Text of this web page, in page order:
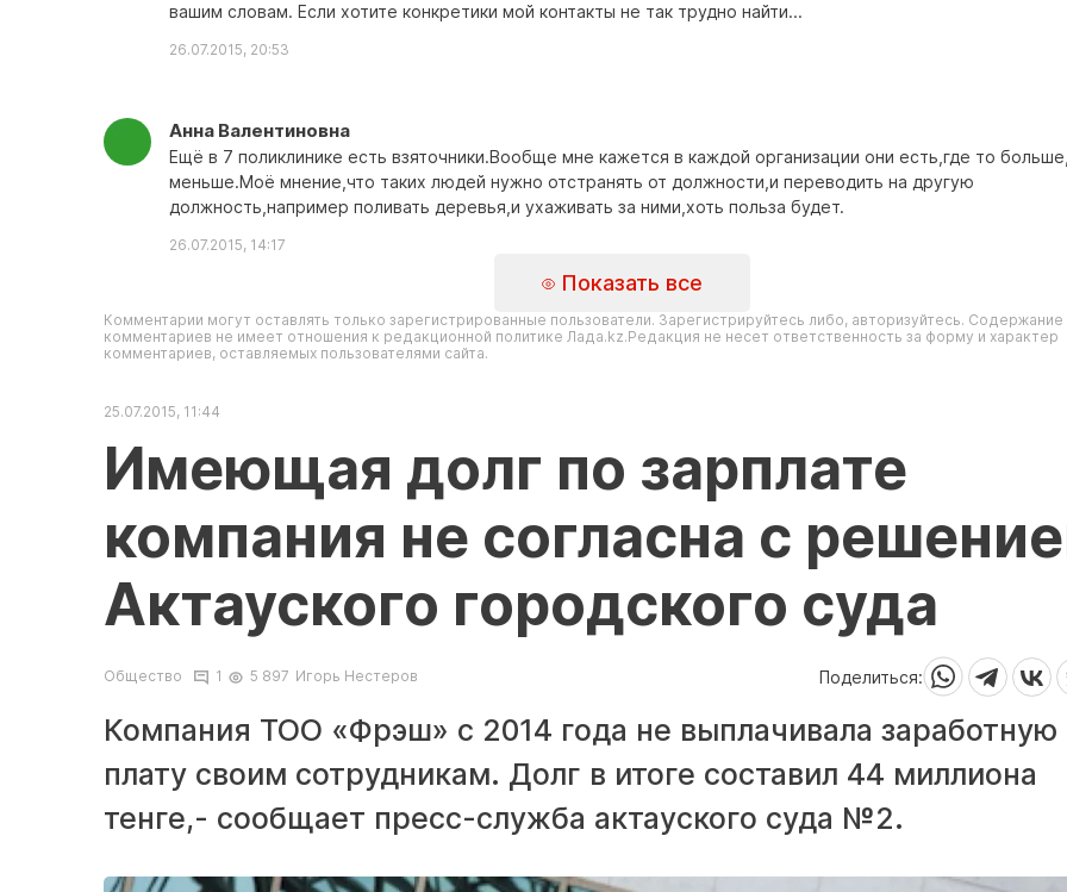
вашим словам. Если хотите конкретики мой контакты не так трудно найти...
26.07.2015, 20:53
Анна Валентиновна
Ещё в 7 поликлинике есть взяточники.Вообще мне кажется в каждой организации они есть,где то
меньше.Моё мнение,что таких людей нужно отстранять от должности,и переводить на другую
должность,например поливать деревья,и ухаживать за ними,хоть польза будет.
26.07.2015, 14:17
Показать все
Комментарии могут оставлять только зарегистрированные пользователи. Зарегистрируйтесь либо, авторизуйтесь. Содержание
комментариев не имеет отношения к редакционной политике Лада.kz.Редакция не несет ответственность за форму и характер
комментариев, оставляемых пользователями сайта.
25.07.2015, 11:44
Имеющая долг по зарплате
компания не согласна с
Актауского городского суда
Общество 1 5 897 Игорь Нестеров Поделиться:
Компания ТОО «Фрэш» с 2014 года не выплачивала заработную
плату своим сотрудникам. Долг в итоге составил 44 миллиона
тенге,- сообщает пресс-служба актауского суда №2.